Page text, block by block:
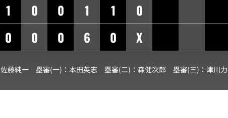
1 0 0 1 1
0
0 0 0 6 0 X
佐藤純一 塁審(一)： 本田英志 塁審(二)： 森健次郎 塁審(三)： 津川力